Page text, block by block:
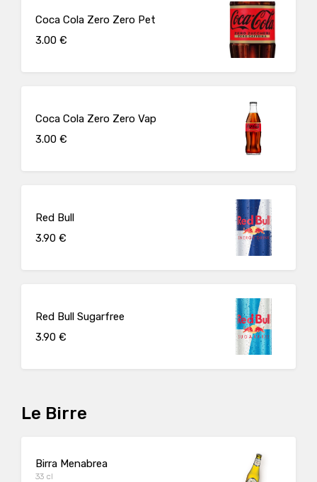
Coca Cola Zero Zero Pet
3.00 €
Coca Cola Zero Zero Vap
3.00 €
Red Bull
3.90 €
Red Bull Sugarfree
3.90 €
Le Birre
Birra Menabrea
33 cl